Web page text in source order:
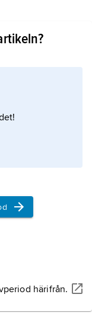
härifrån.